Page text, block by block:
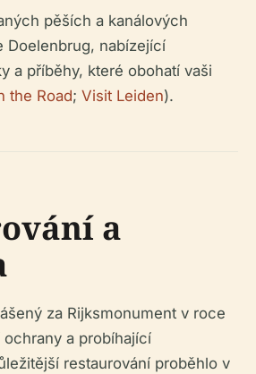
pěších a kanálových
Doelenbrug, nabízející
a příběhy, které obohatí vaši
the Road; Visit Leiden).
a
za Rijksmonument v roce
a probíhající
restaurování proběhlo v